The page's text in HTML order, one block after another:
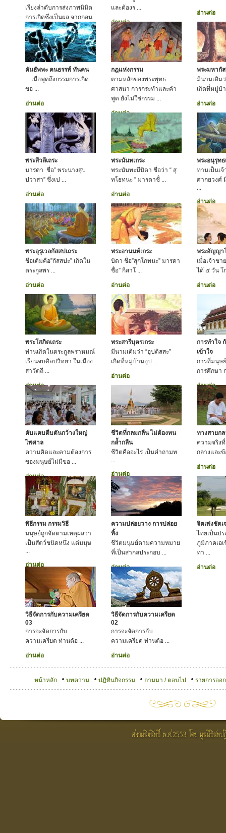
เรียงลำดับการส่งภาพนิมิต
การเกิดซึ่งเป็นผล จากก่อน
ไปหลัง
อ่านต่อ
และต้องร ...
อ่านต่อ
อ่านต่อ
คันธัพพะ คนธรรพ์ ทันคน
เมื่อพูดถึงกรรมการเกิด
ขอ ...
อ่านต่อ
กฎแห่งกรรม
ตามหลักของพระพุทธ
ศาสนา การกระทำและคำ
พูด ยังไม่ใช่กรรม ...
อ่านต่อ
พระมหากัส
มีนามเดิม
เกิดที่หมู่บ้
อ่านต่อ
พระสีวลีเถระ
มารดา ชื่อ” พระนางสุป
ปวาสา” ซึ่งเป ...
อ่านต่อ
พระนันทเถระ
พระนันทะมีบิดา ชื่อว่า “ สุ
ทโธทนะ ” มารดาชื่ ...
อ่านต่อ
พระอนุรุทธ
ท่านเป็นเ
ศากยวงศ์
...
อ่านต่อ
พระอุรุเวลกัสสปเถระ
ชื่อเดิมคือ”กัสสปะ” เกิดใน
ตระกูลพร ...
อ่านต่อ
พระอานนท์เถระ
บิดา ชื่อ”สุกโกทนะ” มารดา
ชื่อ” กีสาโ ...
อ่านต่อ
พระอัญญา
เมื่อเจ้าช
ได้ ๕ วัน
อ่านต่อ
พระโสภิตเถระ
ท่านเกิดในตระกูลพราหมณ์
เรียนจบศิลปวิทยา ในเมือง
สาวัตถี ...
อ่านต่อ
พระสารีบุตรเถระ
มีนามเดิมว่า “อุปติสสะ”
เกิดที่หมู่บ้านอุป ...
อ่านต่อ
การทำใจ
เข้าใจ
การที่มนุษ
การศึกษา
อ่านต่อ
คับแคบตีบตันกว้างใหญ่
ไพศาล
ความคิดและคามต้องการ
ของมนุษย์ไม่มีขอ ...
อ่านต่อ
ชีวิตที่กลมกลืน ไม่ต้องทน
กล้ำกลืน
ชีวิตคืออะไร เป็นคำถามท
...
อ่านต่อ
ทางสายกล
ความจริง
กลางและ
อ่านต่อ
พิธีกรรม กรรมวิธี
มนุษย์ถูกจัดตามเหตุผลว่า
เป็นสัตว์ชนิดหนึ่ง แต่มนุษ
...
อ่านต่อ
ความปล่อยวาง การปล่อย
ทิ้ง
ชีวิตมนุษย์ตามความหมาย
ที่เป็นสากลประกอบ ...
อ่านต่อ
จิตเพ่งชัด
ไทยเป็นปร
ภูมิภาคเอ
ทา ...
อ่านต่อ
วิธีจัดการกับความเครียด
03
การจะจัดการกับ
ความเครียด ท่านต้อ ...
อ่านต่อ
วิธีจัดการกับความเครียด
02
การจะจัดการกับ
ความเครียด ท่านต้อ ...
อ่านต่อ
หน้าหลัก บทความ ปฏิทินกิจกรรม ถามมา / ตอบไป รายการออ